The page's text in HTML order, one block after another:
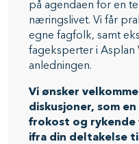
på agendaen for en
næringslivet. Vi får
egne fagfolk, samt
fageksperter i Asplan
anledningen.
Vi ønsker
diskusjoner, som
frokost og rykende
ifra din deltakelse